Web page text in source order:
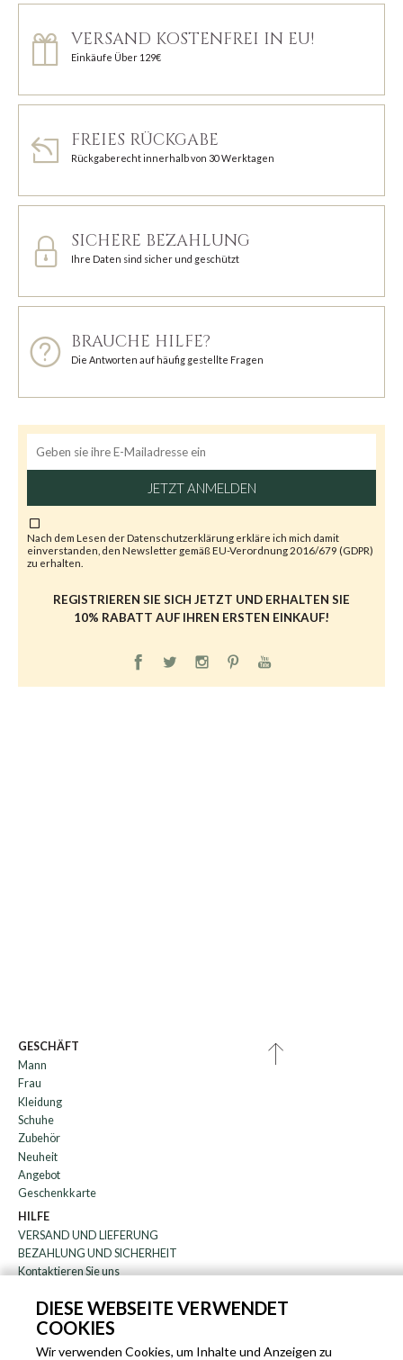
DIESE WEBSEITE VERWENDET
COOKIES
Wir verwenden Cookies, um Inhalte und Anzeigen zu
VERSAND KOSTENFREI IN EU!
Einkäufe Über 129€
FREIES RÜCKGABE
Rückgaberecht innerhalb von 30 Werktagen
SICHERE BEZAHLUNG
Ihre Daten sind sicher und geschützt
BRAUCHE HILFE?
Die Antworten auf häufig gestellte Fragen
JETZT ANMELDEN
Nach dem Lesen derDatenschutzerklärung erkläre ich mich damit
einverstanden, den Newsletter gemäß EU-Verordnung 2016/679 (GDPR)
zu erhalten.
REGISTRIEREN SIE SICH JETZT UND ERHALTEN SIE
10% RABATT AUF IHREN ERSTEN EINKAUF!
GESCHÄFT
Mann
Frau
Kleidung
Schuhe
Zubehör
Neuheit
Angebot
Geschenkkarte
HILFE
VERSAND UND LIEFERUNG
BEZAHLUNG UND SICHERHEIT
Kontaktieren Sie uns
DAS UNTERNEHMEN
Rundschreiben